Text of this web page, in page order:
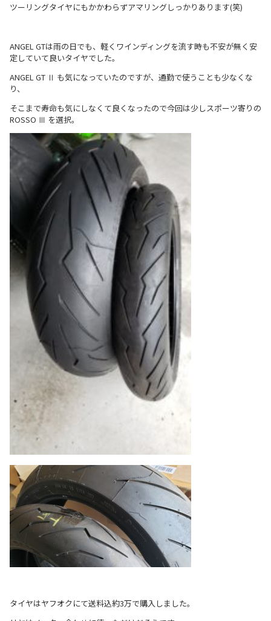
ツーリングタイヤにもかかわらずアマリングしっかりあります(笑)
ANGEL GTは雨の日でも、軽くワインディングを流す時も不安が無く安
定していて良いタイヤでした。
ANGEL GT Ⅱ も気になっていたのですが、通勤で使うことも少なくな
り、
そこまで寿命も気にしなくて良くなったので今回は少しスポーツ寄りの
ROSSO Ⅲ を選択。
タイヤはヤフオクにて送料込約3万で購入しました。